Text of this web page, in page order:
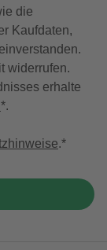
die
Kaufdaten,
widerrufen.
erhalte
*.
.